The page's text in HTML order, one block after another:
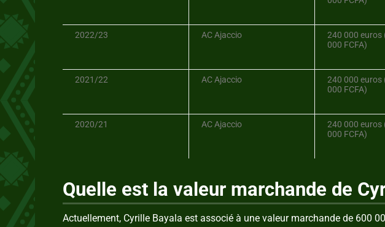
2022/23 AC Ajaccio
240 000 euros
000 FCFA)
2021/22 AC Ajaccio
240 000 euros
000 FCFA)
2020/21 AC Ajaccio
240 000 euros
000 FCFA)
Quelle est la valeur marchande de
Actuellement, Cyrille Bayala est associé à une valeur marchande de 600